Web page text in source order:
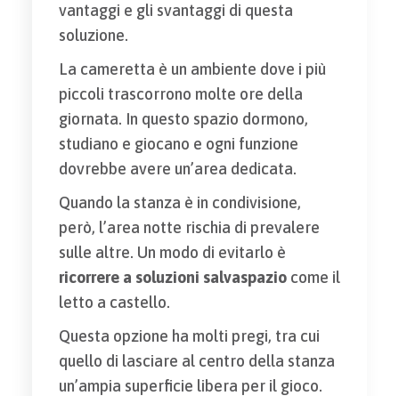
vantaggi e gli svantaggi di questa
soluzione.
La cameretta è un ambiente dove i più
piccoli trascorrono molte ore della
giornata. In questo spazio dormono,
studiano e giocano e ogni funzione
dovrebbe avere un’area dedicata.
Quando la stanza è in condivisione,
però, l’area notte rischia di prevalere
sulle altre. Un modo di evitarlo è
ricorrere a soluzioni salvaspaziocome il
letto a castello.
Questa opzione ha molti pregi, tra cui
quello di lasciare al centro della stanza
un’ampia superficie libera per il gioco.